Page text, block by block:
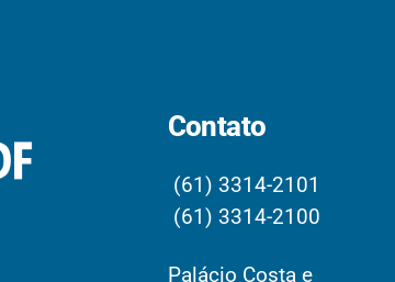
Contato
(61) 3314-2101
(61) 3314-2100
Palácio Costa e